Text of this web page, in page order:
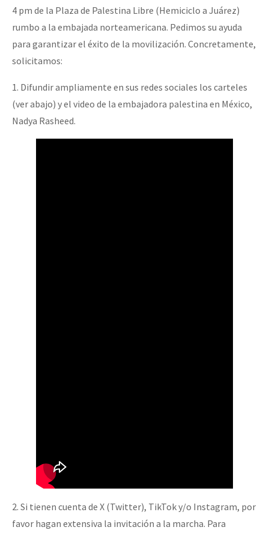
Otras secciones
Semillero Guerra contra la Humanidad. (Las poblaciones y
Libros para descargar
COVID-19
4 pm de la Plaza de Palestina Libre (Hemiciclo a Juárez)
rumbo a la embajada norteamericana. Pedimos su ayuda
para garantizar el éxito de la movilización. Concretamente,
solicitamos:
1. Difundir ampliamente en sus redes sociales los carteles
(ver abajo) y el video de la embajadora palestina en México,
Nadya Rasheed.
2. Si tienen cuenta de X (Twitter), TikTok y/o Instagram, por
favor hagan extensiva la invitación a la marcha. Para